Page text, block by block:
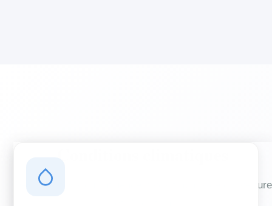
Des conditions qui influencent vos travaux de couverture